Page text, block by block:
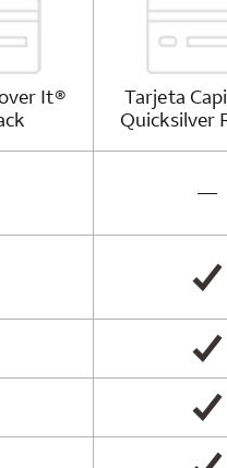
It®
Tarjeta
Quicksilver
available —
available